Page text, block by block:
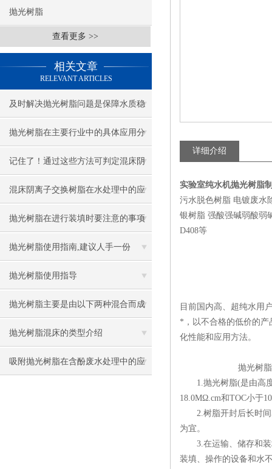
抛光树脂
查看更多 >>
相关文章
RELEVANT ARTICLES
及时解决抛光树脂问题是保障水质稳
的关键
抛光树脂在主要行业中的具体应用分
享
记住了！通过这些方法可判定混床阴
离子交换树脂是否需要更换
混床阴离子交换树脂在水处理中的应
用广泛
抛光树脂在进行装填时要注意的事项
抛光树脂使用指南,建议人手一份
抛光树脂使用指导
抛光树脂主要是由以下两种混合而成
的
抛光树脂混床的类型介绍
吸附抛光树脂在含酚废水处理中的应
详细介绍
实验室纯水机抛光树脂
污水脱色树脂 电镀废水
银树脂 强酸强碱弱酸弱
D408等
目前国内高、超纯水用
*，以不合格的低价的
化性能和应用方法。
抛光树脂产品
1.抛光树脂(是由高度
18.0MΩ.cm和TOC小于
2.树脂开封后长时间
为宜。
3.在运输、储存和装
装填、操作的设备和水